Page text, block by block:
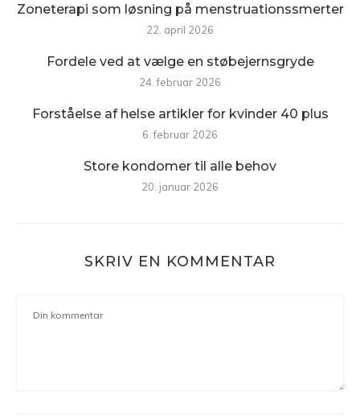
Zoneterapi som løsning på menstruationssmerter
22. april 2026
Fordele ved at vælge en støbejernsgryde
24. februar 2026
Forståelse af helse artikler for kvinder 40 plus
6. februar 2026
Store kondomer til alle behov
20. januar 2026
SKRIV EN KOMMENTAR